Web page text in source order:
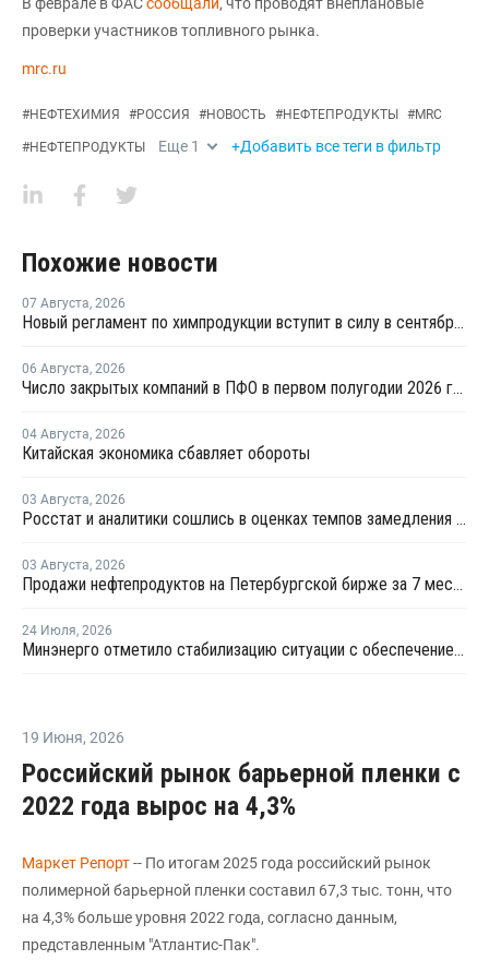
В феврале в ФАСсообщали, что проводят внеплановые
проверки участников топливного рынка.
mrc.ru
#НЕФТЕХИМИЯ #РОССИЯ #НОВОСТЬ #НЕФТЕПРОДУКТЫ #MRC
#НЕФТЕПРОДУКТЫ Еще 1 +Добавить все теги в фильтр
Похожие новости
07 Августа, 2026
Новый регламент по химпродукции вступит в силу в сентябре 2027 года
06 Августа, 2026
Число закрытых компаний в ПФО в первом полугодии 2026 года вдвое превысило число новых
04 Августа, 2026
Китайская экономика сбавляет обороты
03 Августа, 2026
Росстат и аналитики сошлись в оценках темпов замедления экономики
03 Августа, 2026
Продажи нефтепродуктов на Петербургской бирже за 7 месяцев снизились на 11,2%, в июле – на 35,6%
24 Июля, 2026
Минэнерго отметило стабилизацию ситуации с обеспечением топливом в ряде регионов
19 Июня, 2026
Российский рынок барьерной пленки с
2022 года вырос на 4,3%
Маркет Репорт-- По итогам 2025 года российский рынок
полимерной барьерной пленки составил 67,3 тыс. тонн, что
на 4,3% больше уровня 2022 года, согласно данным,
представленным "Атлантис-Пак".